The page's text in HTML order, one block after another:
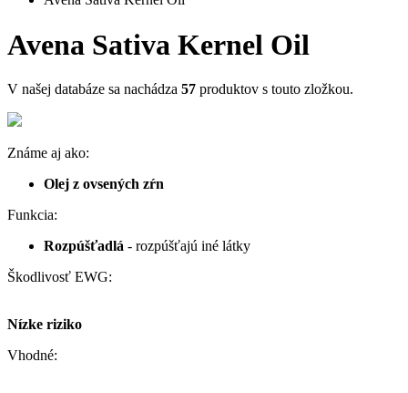
Avena Sativa Kernel Oil
V našej databáze sa nachádza 57 produktov s touto zložkou.
Známe aj ako:
Olej z ovsených zŕn
Funkcia:
Rozpúšťadlá - rozpúšťajú iné látky
Škodlivosť EWG:
Nízke riziko
Vhodné: